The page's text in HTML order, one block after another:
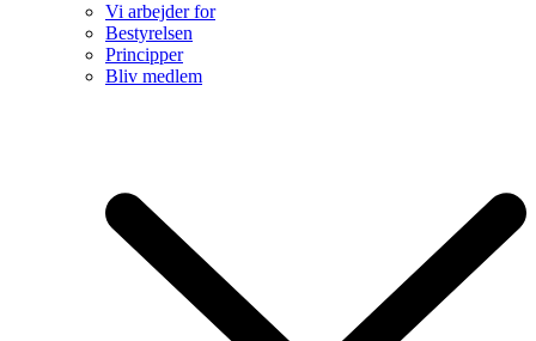
Vi arbejder for
Bestyrelsen
Principper
Bliv medlem